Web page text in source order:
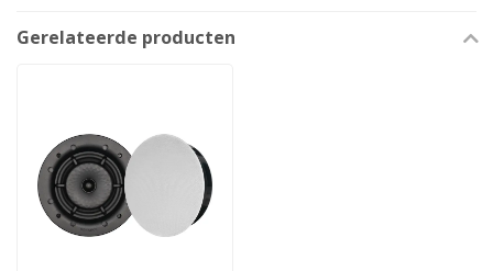
Gerelateerde producten